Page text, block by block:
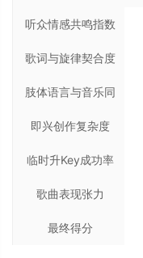
听众情感共鸣指数
歌词与旋律契合度
肢体语言与音乐同
步率
即兴创作复杂度
临时升Key成功率
歌曲表现张力
最终得分